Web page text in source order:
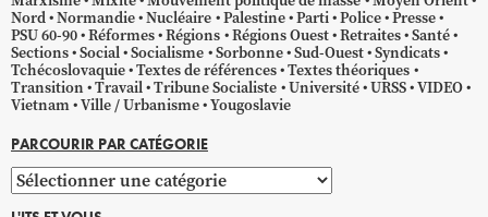
Nord Normandie Nucléaire Palestine Parti Police Presse
PSU 60-90 Réformes Régions Régions Ouest Retraites Santé
Sections Social Socialisme Sorbonne Sud-Ouest Syndicats
Tchécoslovaquie Textes de références Textes théoriques
Transition Travail Tribune Socialiste Université URSS VIDEO
Vietnam Ville / Urbanisme Yougoslavie
PARCOURIR PAR CATÉGORIE
Parcourir
par